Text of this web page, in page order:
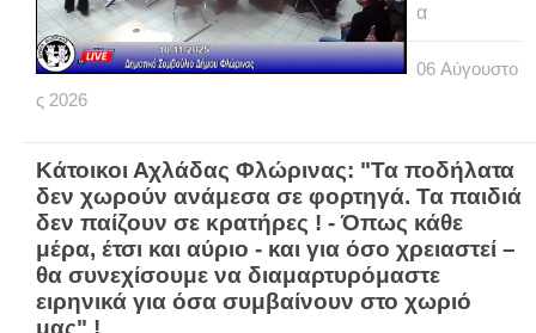
α
06 Αύγουστο
ς 2026
Κάτοικοι Αχλάδας Φλώρινας: "Τα ποδήλατα
δεν χωρούν ανάμεσα σε φορτηγά. Τα παιδιά
δεν παίζουν σε κρατήρες ! - Όπως κάθε
μέρα, έτσι και αύριο - και για όσο χρειαστεί –
θα συνεχίσουμε να διαμαρτυρόμαστε
ειρηνικά για όσα συμβαίνουν στο χωριό
μας" !